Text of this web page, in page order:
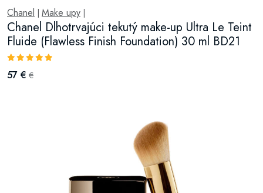
Chanel Make upy
Chanel Dlhotrvajúci tekutý make-up Ultra Le Teint
Fluide (Flawless Finish Foundation) 30 ml BD21
57 € €